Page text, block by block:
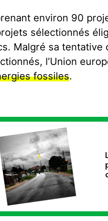
environ 90
sélectionnés
Malgré sa tentative
l’Union
fossiles.